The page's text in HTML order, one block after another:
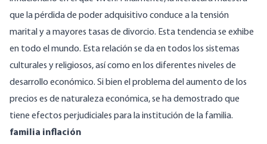
que la pérdida de poder adquisitivo conduce a la tensión
marital y a mayores tasas de divorcio. Esta tendencia se exhibe
en todo el mundo. Esta relación se da en todos los sistemas
culturales y religiosos, así como en los diferentes niveles de
desarrollo económico. Si bien el problema del aumento de los
precios es de naturaleza económica, se ha demostrado que
tiene efectos perjudiciales para la institución de la familia.
familia inflación